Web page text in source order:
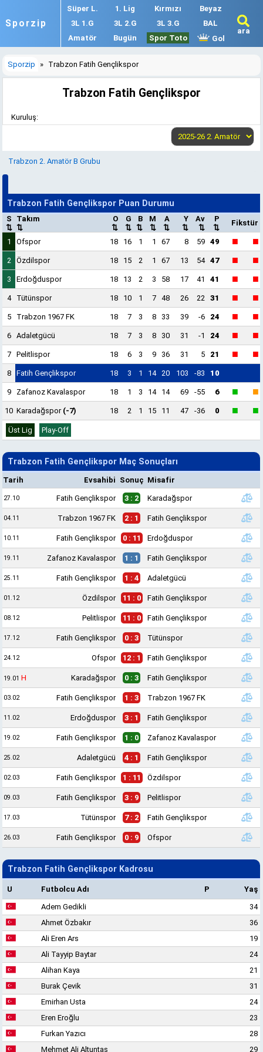
Sporzip
Süper L. 1. Lig Kırmızı
Beyaz
3L 1.G
3L 2.G 3L 3.G
BAL
Amatör
Bugün Spor Toto Gol
ara
Sporzip » Trabzon Fatih Gençlikspor
Trabzon Fatih Gençlikspor
Kuruluş:
Trabzon 2. Amatör B Grubu
Trabzon Fatih Gençlikspor Puan Durumu
S
⇅
Takım
⇅
O
⇅
G
⇅
B
⇅
M
⇅
A
⇅
Y
⇅
Av
⇅
P
⇅
Fikstür
1 Ofspor 18 16 1 1 67 8 59 49 ■ ■
2 Özdilspor 18 15 2 1 67 13 54 47 ■ ■
3 Erdoğduspor 18 13 2 3 58 17 41 41 ■ ■
4 Tütünspor 18 10 1 7 48 26 22 31 ■ ■
5 Trabzon 1967 FK 18 7 3 8 33 39 -6 24 ■ ■
6 Adaletgücü 18 7 3 8 30 31 -1 24 ■ ■
7 Pelitlispor 18 6 3 9 36 31 5 21 ■ ■
8 Fatih Gençlikspor 18 3 1 14 20 103 -83 10
9 Zafanoz Kavalaspor 18 1 3 14 14 69 -55 6 ■ ■
10 Karadağspor (-7) 18 2 1 15 11 47 -36 0 ■ ■
Üst Lig Play-Off
Trabzon Fatih Gençlikspor Maç Sonuçları
Tarih Evsahibi Sonuç Misafir
27.10 Fatih Gençlikspor 3 : 2 Karadağspor
04.11 Trabzon 1967 FK 2 : 1 Fatih Gençlikspor
10.11 Fatih Gençlikspor 0 : 11 Erdoğduspor
19.11 Zafanoz Kavalaspor 1 : 1 Fatih Gençlikspor
25.11 Fatih Gençlikspor 1 : 4 Adaletgücü
01.12 Özdilspor 11 : 0 Fatih Gençlikspor
08.12 Pelitlispor 11 : 0 Fatih Gençlikspor
17.12 Fatih Gençlikspor 0 : 3 Tütünspor
24.12 Ofspor 12 : 1 Fatih Gençlikspor
19.01 H Karadağspor 0 : 3 Fatih Gençlikspor
03.02 Fatih Gençlikspor 1 : 3 Trabzon 1967 FK
11.02 Erdoğduspor 3 : 1 Fatih Gençlikspor
19.02 Fatih Gençlikspor 1 : 0 Zafanoz Kavalaspor
25.02 Adaletgücü 4 : 1 Fatih Gençlikspor
02.03 Fatih Gençlikspor 1 : 11 Özdilspor
09.03 Fatih Gençlikspor 3 : 9 Pelitlispor
17.03 Tütünspor 7 : 2 Fatih Gençlikspor
26.03 Fatih Gençlikspor 0 : 9 Ofspor
Trabzon Fatih Gençlikspor Kadrosu
U Futbolcu Adı P
Yaş
Adem Gedikli
34
Ahmet Özbakır
36
Ali Eren Ars
19
Ali Tayyip Baytar
24
Alihan Kaya
21
Burak Çevik
31
Emirhan Usta
24
Eren Eroğlu
23
Furkan Yazıcı
28
Mehmet Ali Altuntaş
29